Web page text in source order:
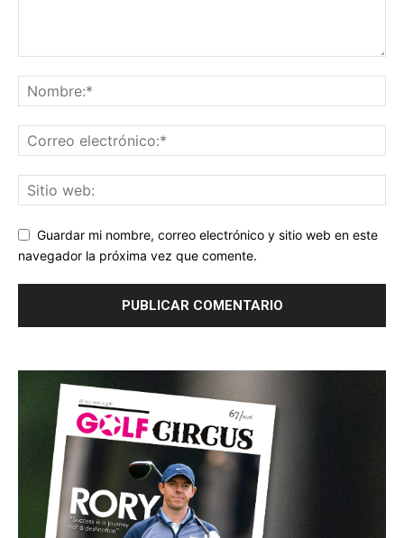
Guardar mi nombre, correo electrónico y sitio web en este
navegador la próxima vez que comente.